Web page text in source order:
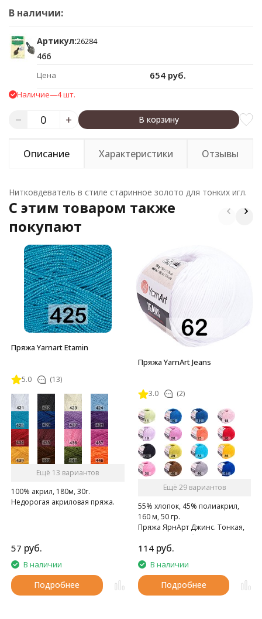
В наличии:
Артикул:26284
466
Цена 654 руб.
Наличие—4 шт.
В корзину
Описание Характеристики Отзывы
Нитковдеватель в стиле старинное золото для тонких игл.
C этим товаром также
покупают
Пряжа Yarnart Etamin
5.0 (13)
Ещё 13 вариантов
100% акрил, 180м, 30г.
Недорогая акриловая пряжа.
57 руб.
В наличии
Подробнее
Пряжа YarnArt Jeans
3.0 (2)
Ещё 29 вариантов
55% хлопок, 45% полиакрил,
160 м, 50 гр.
Пряжа ЯрнАрт Джинс. Тонкая,
мягкая, слегка бархатистая
нитка. Очень приятная на
ощупь.
114 руб.
В наличии
Подробнее